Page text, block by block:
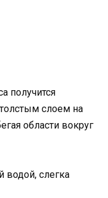
получится
слоем на
области вокруг
водой, слегка